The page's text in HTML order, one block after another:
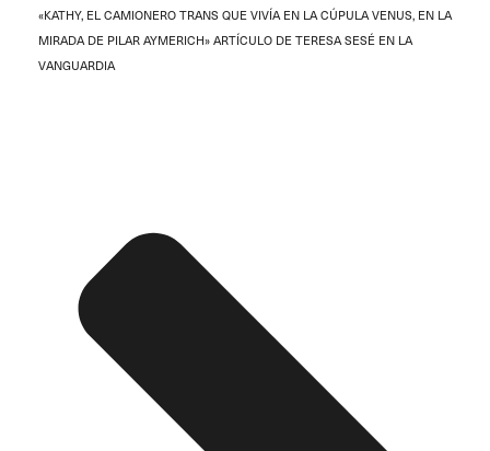
«KATHY, EL CAMIONERO TRANS QUE VIVÍA EN LA CÚPULA VENUS, EN LA
MIRADA DE PILAR AYMERICH» ARTÍCULO DE TERESA SESÉ EN LA
VANGUARDIA